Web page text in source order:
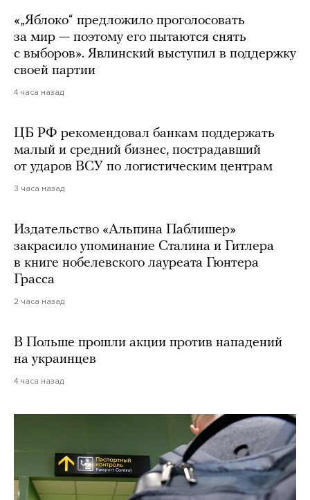
«„Яблоко“ предложило проголосовать
за мир — поэтому его пытаются снять
с выборов». Явлинский выступил в поддержку
своей партии
4 часа назад
ЦБ РФ рекомендовал банкам поддержать
малый и средний бизнес, пострадавший
от ударов ВСУ по логистическим центрам
3 часа назад
Издательство «Альпина Паблишер»
закрасило упоминание Сталина и Гитлера
в книге нобелевского лауреата Гюнтера
Грасса
2 часа назад
В Польше прошли акции против нападений
на украинцев
4 часа назад